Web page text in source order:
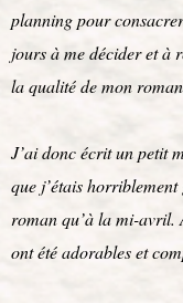
planning pour
jours à me décider et à
la qualité de mon
J’ai donc écrit un petit
que j’étais
roman qu’à la mi-avril.
ont été adorables et